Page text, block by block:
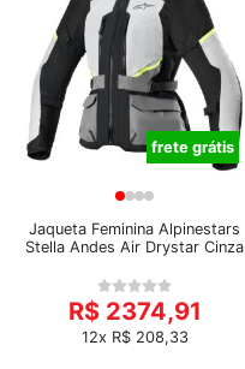
frete grátis
Jaqueta Feminina Alpinestars
Stella Andes Air Drystar Cinza
R$ 2374,91
12x R$ 208,33